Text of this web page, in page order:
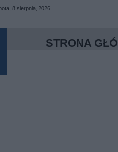
8 sierpnia, 2026
STRONA